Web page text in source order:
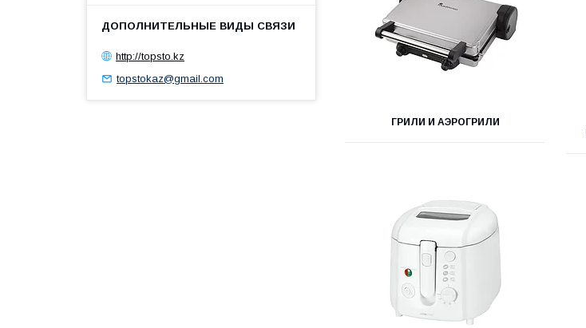
ГРИЛИ И АЭРОГРИЛИ
http://topsto.kz
topstokaz@gmail.com